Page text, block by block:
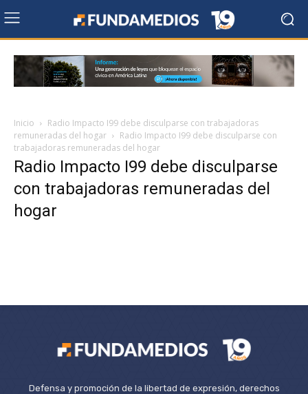
Inicio
Radio Impacto I99 debe disculparse con trabajadoras
remuneradas del hogar
Radio Impacto I99 debe disculparse con
trabajadoras remuneradas del hogar
Radio Impacto I99 debe disculparse
con trabajadoras remuneradas del
hogar
Defensa y promoción de la libertad de expresión, derechos